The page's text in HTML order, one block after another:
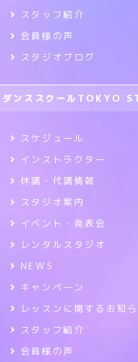
スタッフ紹介
会員様の声
スタジオブログ
ダンススクールTOKYO
スケジュール
インストラクター
休講・代講情報
スタジオ案内
イベント・発表会
レンタルスタジオ
NEWS
キャンペーン
レッスンに関するお知
スタッフ紹介
会員様の声